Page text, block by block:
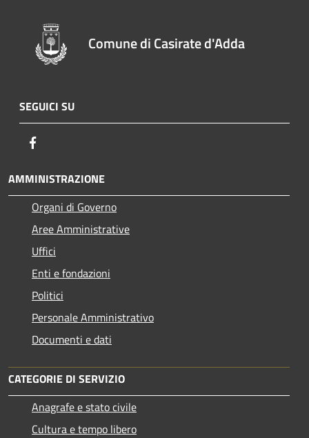
Comune di Casirate d'Adda
SEGUICI SU
AMMINISTRAZIONE
Organi di Governo
Aree Amministrative
Uffici
Enti e fondazioni
Politici
Personale Amministrativo
Documenti e dati
CATEGORIE DI SERVIZIO
Anagrafe e stato civile
Cultura e tempo libero